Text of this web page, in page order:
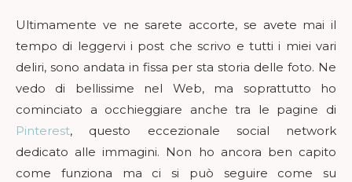
Ultimamente ve ne sarete accorte, se avete mai il
tempo di leggervi i post che scrivo e tutti i miei vari
deliri, sono andata in fissa per sta storia delle foto. Ne
vedo di bellissime nel Web, ma soprattutto ho
cominciato a occhieggiare anche tra le pagine di
Pinterest, questo eccezionale social network
dedicato alle immagini. Non ho ancora ben capito
come funziona ma ci si può seguire come su